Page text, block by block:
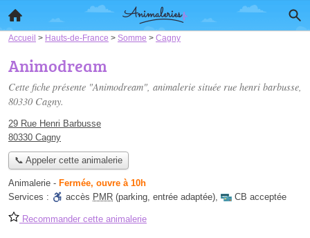
Accueil > Hauts-de-France > Somme > Cagny
Animodream
Cette fiche présente "Animodream", animalerie située rue henri barbusse,
80330 Cagny.
29 Rue Henri Barbusse
80330 Cagny
📞 Appeler cette animalerie
Animalerie - Fermée, ouvre à 10h
Services :
accès PMR (parking, entrée adaptée), CB acceptée
Recommander cette animalerie